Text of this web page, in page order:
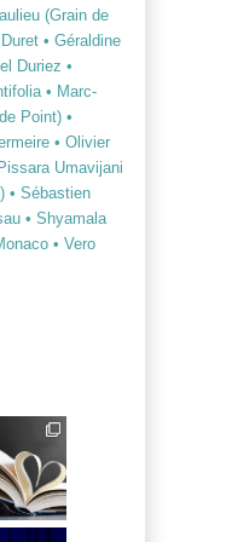
(Grain de
• Géraldine
Duriez •
• Marc-
Point) •
• Olivier
Umavijani
• Sébastien
• Shyamala
• Vero